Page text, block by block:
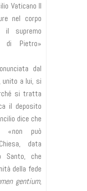
Vaticano II
nel corpo
il supremo
di Pietro»
dal
unito a lui, si
si tratta
il deposito
dice che
«non può
data
Santo, che
della fede
gentium,